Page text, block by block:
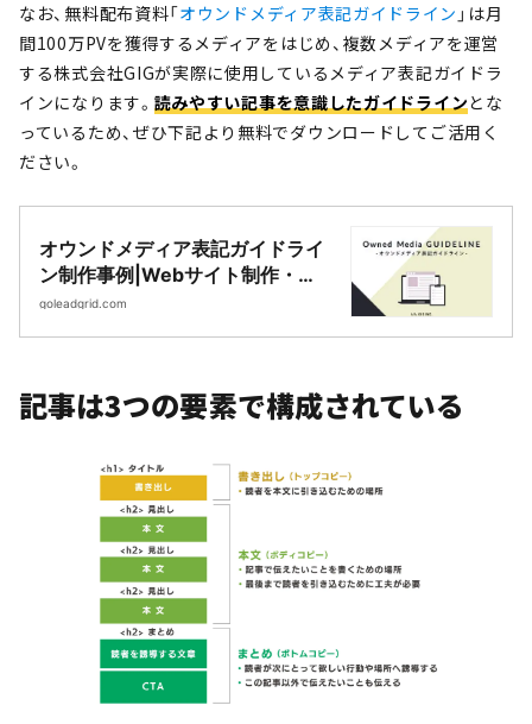
なお、無料配布資料「オウンドメディア表記ガイドライン 」は月
間100万PVを獲得するメディアをはじめ、複数メディアを運営
する株式会社GIGが実際に使用しているメディア表記ガイドラ
インになります。 読みやすい記事を意識したガイドラインとな
っているため、ぜひ下記より無料でダウンロードしてご活用く
ださい。
オウンドメディア表記ガイドライ
ン制作事例|Webサイト制作・
CMS開発｜LeadGrid
goleadgrid.com
記事は3つの要素で構成されている